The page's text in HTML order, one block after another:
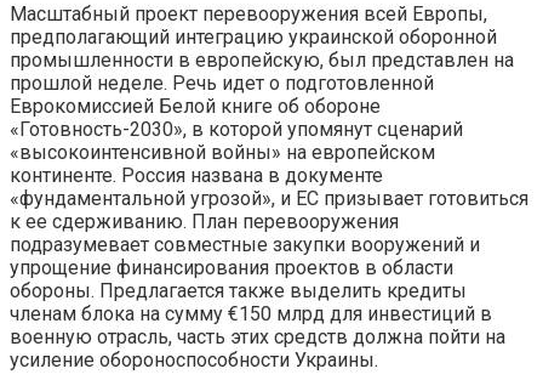
Масштабный проект перевооружения всей Европы,
предполагающий интеграцию украинской оборонной
промышленности в европейскую, был представлен на
прошлой неделе. Речь идет о подготовленной
Еврокомиссией Белой книге об обороне
«Готовность-2030», в которой упомянут сценарий
«высокоинтенсивной войны» на европейском
континенте. Россия названа в документе
«фундаментальной угрозой», и ЕС призывает готовиться
к ее сдерживанию. План перевооружения
подразумевает совместные закупки вооружений и
упрощение финансирования проектов в области
обороны. Предлагается также выделить кредиты
членам блока на сумму €150 млрд для инвестиций в
военную отрасль, часть этих средств должна пойти на
усиление обороноспособности Украины.